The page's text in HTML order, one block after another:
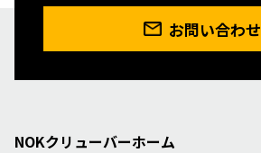
お問い合わせ
NOKクリューバーホーム